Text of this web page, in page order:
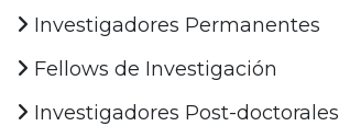
Investigadores Permanentes
Fellows de Investigación
Investigadores Post-doctorales